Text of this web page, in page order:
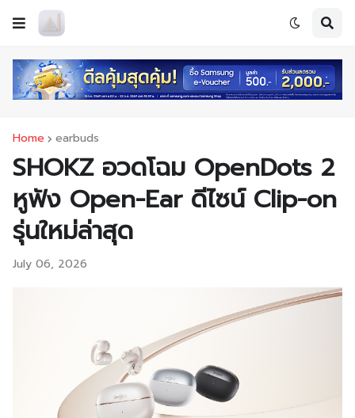
Home earbuds
SHOKZ อวดโฉม OpenDots 2
หูฟัง Open-Ear ดีไซน์ Clip-on
รุ่นใหม่ล่าสุด
July 06, 2026